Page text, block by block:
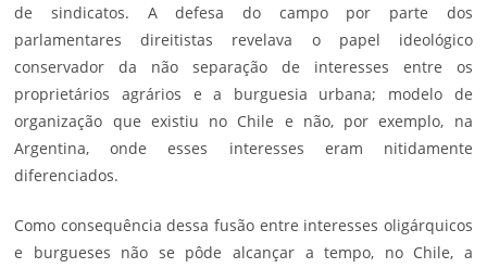
de sindicatos. A defesa do campo por parte dos
parlamentares direitistas revelava o papel ideológico
conservador da não separação de interesses entre os
proprietários agrários e a burguesia urbana; modelo de
organização que existiu no Chile e não, por exemplo, na
Argentina, onde esses interesses eram nitidamente
diferenciados.
Como consequência dessa fusão entre interesses oligárquicos
e burgueses não se pôde alcançar a tempo, no Chile, a